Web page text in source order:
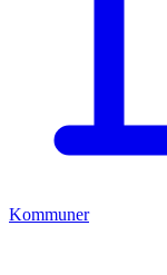
Kommuner